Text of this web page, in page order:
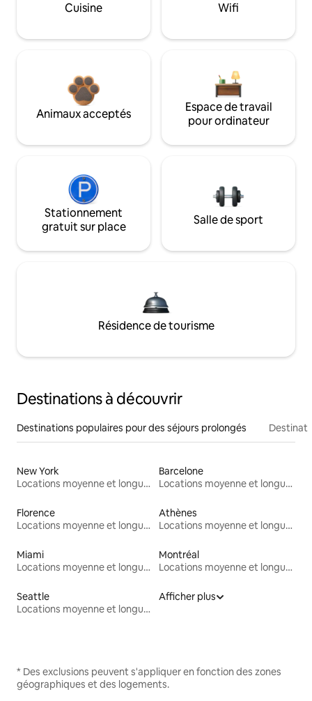
Cuisine Wifi
Animaux acceptés
Espace de travail
pour ordinateur
Stationnement
gratuit sur place
Salle de sport
Résidence de tourisme
Destinations à découvrir
Destinations populaires pour des séjours prolongés
New York
Locations moyenne et longue durée
Barcelone
Locations moyenne et longue durée
Florence
Locations moyenne et longue durée
Athènes
Locations moyenne et longue durée
Miami
Locations moyenne et longue durée
Montréal
Locations moyenne et longue durée
Seattle
Locations moyenne et longue durée
Afficher plus
* Des exclusions peuvent s'appliquer en fonction des zones
géographiques et des logements.